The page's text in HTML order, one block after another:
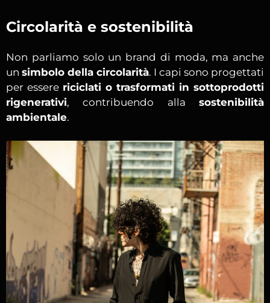
Circolarità e sostenibilità
Non parliamo solo un brand di moda, ma anche
un simbolo della circolarità. I capi sono progettati
per essere riciclati o trasformati in sottoprodotti
rigenerativi, contribuendo alla sostenibilità
ambientale.